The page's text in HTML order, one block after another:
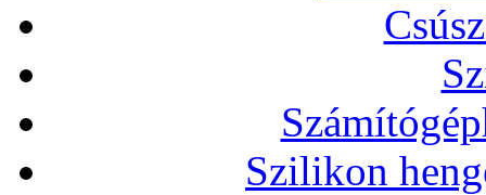
Szilikon